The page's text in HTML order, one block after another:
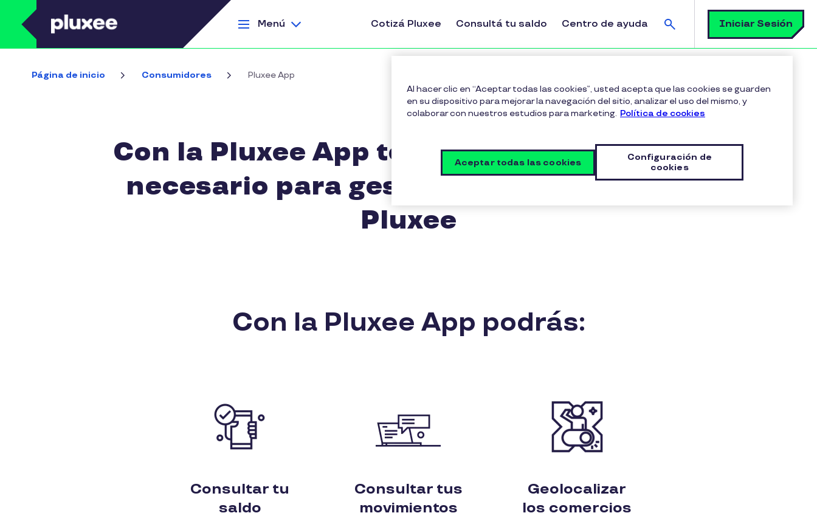
Pasar al contenido principal
Menú
Cotizá Pluxee Consultá tu saldo Centro de ayuda
Buscar
Iniciar Sesión
Página de inicio Consumidores Pluxee App
Con la Pluxee App tenés a la mano todo lo
necesario para gestionar tus productos
Pluxee
Con la Pluxee App podrás:
Consultar tu
saldo
Consultar tus
movimientos
Geolocalizar
los comercios
Al hacer clic en “Aceptar todas las cookies”, usted acepta que las cookies se guarden
en su dispositivo para mejorar la navegación del sitio, analizar el uso del mismo, y
colaborar con nuestros estudios para marketing. Política de cookies
Configuración de
cookies
Aceptar todas las cookies